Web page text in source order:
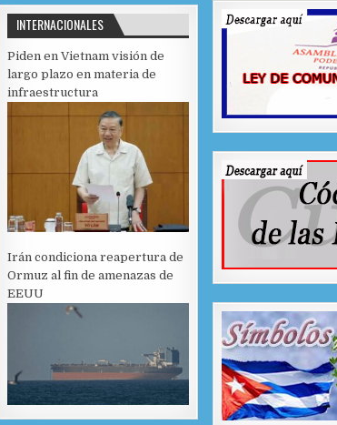
INTERNACIONALES
Piden en Vietnam visión de
largo plazo en materia de
infraestructura
Irán condiciona reapertura de
Ormuz al fin de amenazas de
EEUU